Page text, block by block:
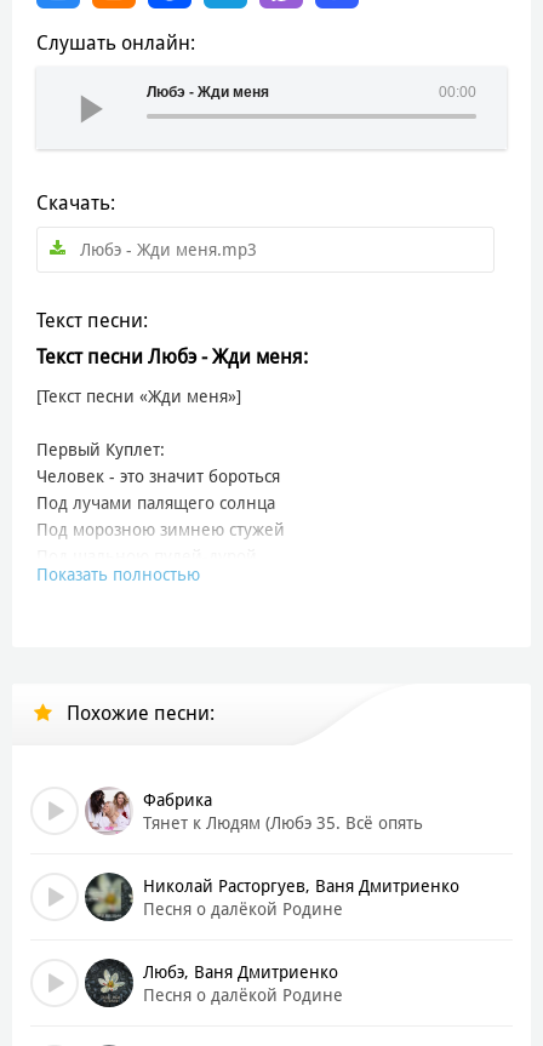
Слушать онлайн:
00:00
Любэ - Жди меня
Скачать:
Любэ - Жди меня.mp3
Текст песни:
Текст песни Любэ - Жди меня:
[Текст песни «Жди меня»]
Первый Куплет:
Человек - это значит бороться
Под лучами палящего солнца
Под морозною зимнею стужей
Человек - это жить, не сдаваясь
На рассвете нового дня
Я ведь скоро вернусь живой
Я ведь скоро вернусь домой
Будет снова у нас весна
Ты, пожалуйста, жди меня
Второй Куплет:
Показать полностью
Похожие песни:
Фабрика
Тянет к Людям (Любэ 35. Всё опять
Николай Расторгуев, Ваня Дмитриенко
Песня о далёкой Родине
Любэ, Ваня Дмитриенко
Песня о далёкой Родине